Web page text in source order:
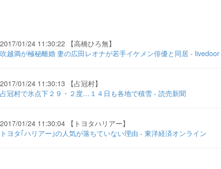
2017/01/24 11:30:22 【高橋ひろ無】
吹越満が極秘離婚 妻の広田レオナが若手イケメン俳優と同居 - livedoor
2017/01/24 11:30:13 【占冠村】
占冠村で氷点下２９・２度…１４日も各地で積雪 - 読売新聞
2017/01/24 11:30:04 【トヨタハリアー】
トヨタ｢ハリアー｣の人気が落ちていない理由 - 東洋経済オンライン